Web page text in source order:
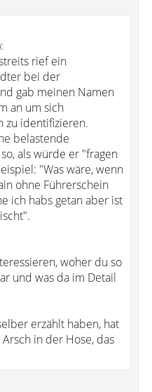
rief ein
bei der
gab meinen Namen
an um sich
zu identifizieren.
belastende
als würde er "fragen
"Was wäre, wenn
ohne Führerschein
ich habs getan aber ist
woher du so
und was da im Detail
erzählt haben, hat
in der Hose, das